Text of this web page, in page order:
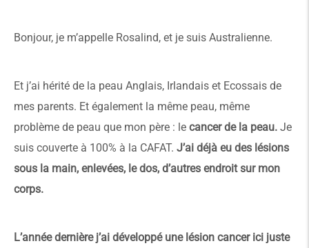
Bonjour, je m’appelle Rosalind, et je suis Australienne.
Et j’ai hérité de la peau Anglais, Irlandais et Ecossais de
mes parents. Et également la même peau, même
problème de peau que mon père : le cancer de la peau. Je
suis couverte à 100% à la CAFAT. J’ai déjà eu des lésions
sous la main, enlevées, le dos, d’autres endroit sur mon
corps.
L’année dernière j’ai développé une lésion cancer ici juste